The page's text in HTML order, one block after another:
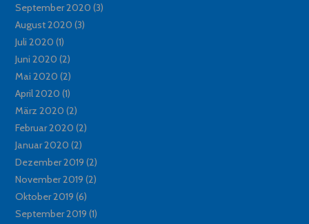
September 2020 (3)
August 2020 (3)
Juli 2020 (1)
Juni 2020 (2)
Mai 2020 (2)
April 2020 (1)
März 2020 (2)
Februar 2020 (2)
Januar 2020 (2)
Dezember 2019 (2)
November 2019 (2)
Oktober 2019 (6)
September 2019 (1)